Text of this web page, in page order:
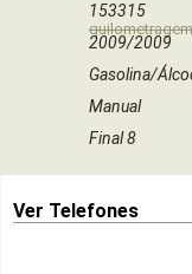
153315
quilometragem
2009/2009
Gasolina/
Manual
Final 8
Ver Telefones